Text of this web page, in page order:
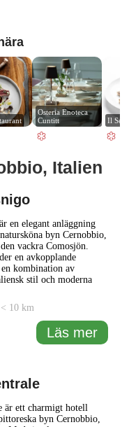
Osteria Enoteca
Cuntitt
Il
Italien
en elegant anläggning
byn Cernobbio,
vackra Comosjön.
en avkopplande
kombination av
stil och moderna
känsla av komfort och
perfekta för både
fritidsbesökare. Hotel
charmig restaurang... Läs
10 km
Läs mer
är ett charmigt hotell
byn Cernobbio,